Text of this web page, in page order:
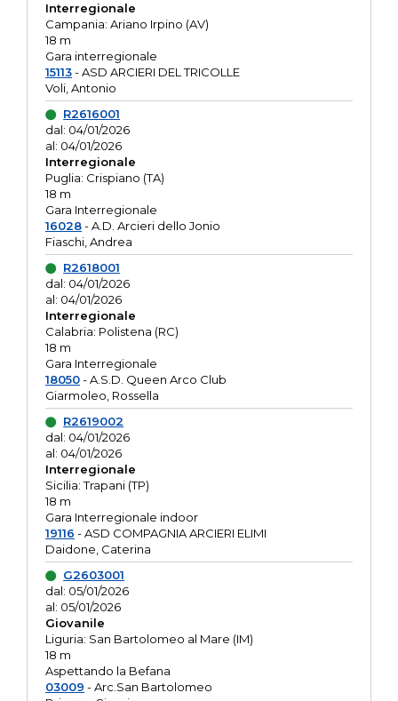
Interregionale
Campania: Ariano Irpino (AV)
18 m
Gara interregionale
15113- ASD ARCIERI DEL TRICOLLE
Voli, Antonio
R2616001
dal: 04/01/2026
al: 04/01/2026
Interregionale
Puglia: Crispiano (TA)
18 m
Gara Interregionale
16028- A.D. Arcieri dello Jonio
Fiaschi, Andrea
R2618001
dal: 04/01/2026
al: 04/01/2026
Interregionale
Calabria: Polistena (RC)
18 m
Gara Interregionale
18050- A.S.D. Queen Arco Club
Giarmoleo, Rossella
R2619002
dal: 04/01/2026
al: 04/01/2026
Interregionale
Sicilia: Trapani (TP)
18 m
Gara Interregionale indoor
19116 - ASD COMPAGNIA ARCIERI ELIMI
Daidone, Caterina
G2603001
dal: 05/01/2026
al: 05/01/2026
Giovanile
Liguria: San Bartolomeo al Mare (IM)
18 m
Aspettando la Befana
03009 - Arc.San Bartolomeo